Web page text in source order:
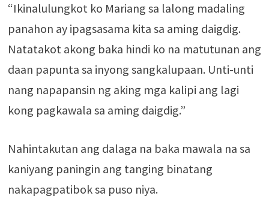
“Ikinalulungkot ko Mariang sa lalong madaling
panahon ay ipagsasama kita sa aming daigdig.
Natatakot akong baka hindi ko na matutunan ang
daan papunta sa inyong sangkalupaan. Unti-unti
nang napapansin ng aking mga kalipi ang lagi
kong pagkawala sa aming daigdig.”
Nahintakutan ang dalaga na baka mawala na sa
kaniyang paningin ang tanging binatang
nakapagpatibok sa puso niya.